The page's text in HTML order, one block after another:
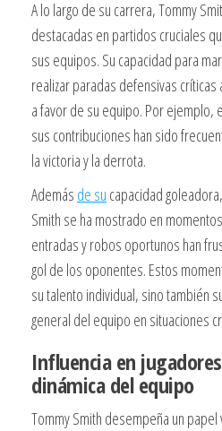
A lo largo de su carrera, Tommy
destacadas en partidos cruciales
sus equipos. Su capacidad para
realizar paradas defensivas
a favor de su equipo. Por ejemplo,
sus contribuciones han sido
la victoria y la derrota.
Además de su capacidad
Smith se ha mostrado en
entradas y robos oportunos han
gol de los oponentes. Estos
su talento individual, sino también
general del equipo en situaciones
Influencia en
dinámica del equipo
Tommy Smith desempeña un